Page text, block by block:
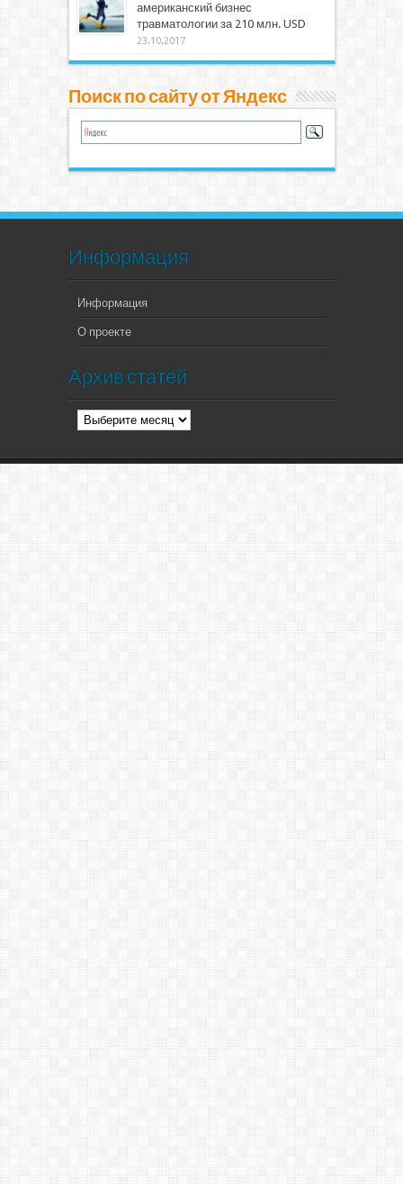
американский бизнес
травматологии за 210 млн. USD
23.10.2017
Поиск по сайту от Яндекс
Информация
Информация
О проекте
Архив статей
Архив
статей